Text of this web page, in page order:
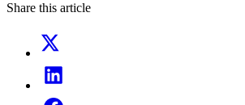
Share this article